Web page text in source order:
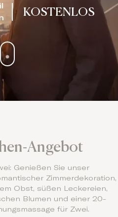
KOSTENLOS
Angebot
Genießen Sie unser
Zimmerdekoration,
Obst, süßen Leckereien,
Blumen und einer 20-
für Zwei.